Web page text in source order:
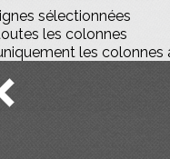
sélectionnées
les colonnes
les colonnes